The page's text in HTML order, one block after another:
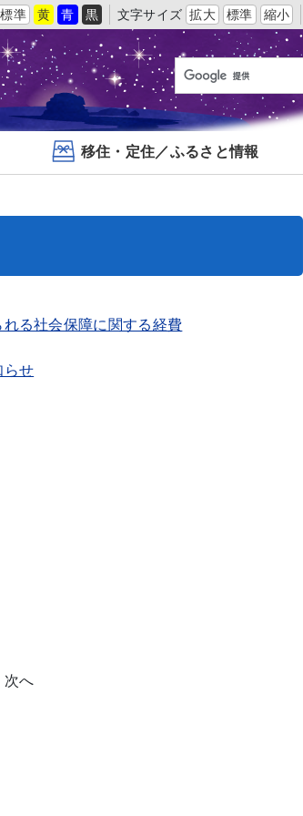
標準 黄 青 黒 文字サイズ 拡大 標準 縮小
移住・定住／ふるさと情報
る社会保障に関する経費
らせ
次へ